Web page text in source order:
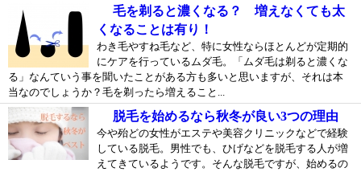
毛を剃ると濃くなる？ 増えなくても太
くなることは有り！
わき毛やすね毛など、特に女性ならほとんどが定期的
にケアを行っているムダ毛。「ムダ毛は剃ると濃くな
る」なんていう事を聞いたことがある方も多いと思いますが、それは本
当なのでしょうか？毛を剃ったら増えること...
脱毛を始めるなら秋冬が良い3つの理由
今や殆どの女性がエステや美容クリニックなどで経験
している脱毛。男性でも、ひげなどを脱毛する人が増
えてきているようです。そんな脱毛ですが、始めるの